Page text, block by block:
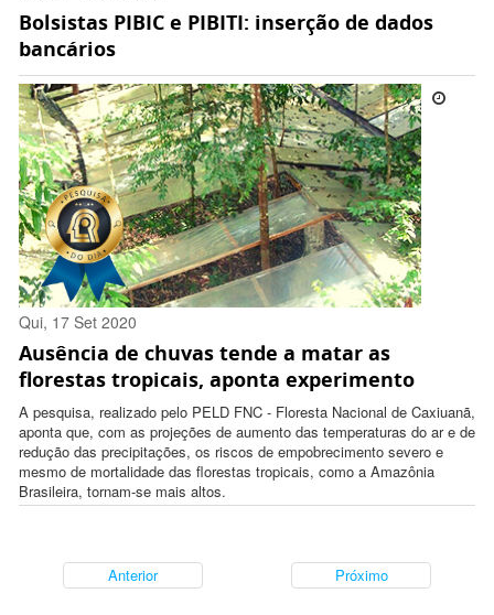
16:34:00 -0300
Bolsistas PIBIC e PIBITI: inserção de dados
bancários
Qui, 17 Set 2020
10:05:00 -0300
Ausência de chuvas tende a matar as
florestas tropicais, aponta experimento
A pesquisa, realizado pelo PELD FNC - Floresta Nacional de Caxiuanã,
aponta que, com as projeções de aumento das temperaturas do ar e de
redução das precipitações, os riscos de empobrecimento severo e
mesmo de mortalidade das florestas tropicais, como a Amazônia
Brasileira, tornam-se mais altos.
Anterior Próximo